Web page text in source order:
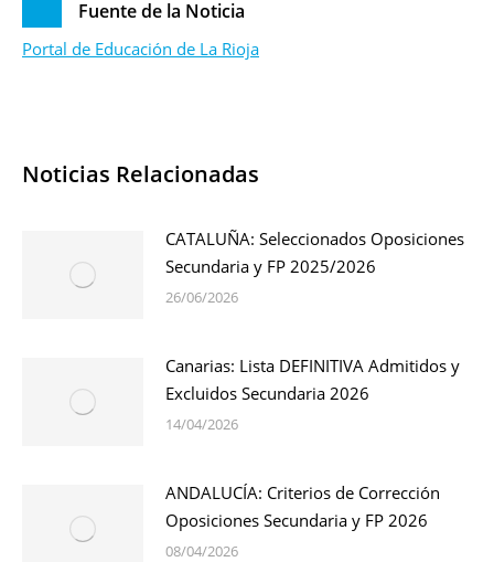
Fuente de la Noticia
Portal de Educación de La Rioja
Noticias Relacionadas
CATALUÑA: Seleccionados Oposiciones
Secundaria y FP 2025/2026
26/06/2026
Canarias: Lista DEFINITIVA Admitidos y
Excluidos Secundaria 2026
14/04/2026
ANDALUCÍA: Criterios de Corrección
Oposiciones Secundaria y FP 2026
08/04/2026